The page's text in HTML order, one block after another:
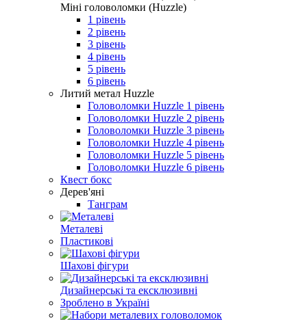
Міні головоломки (Huzzle)
1 рівень
2 рівень
3 рівень
4 рівень
5 рівень
6 рівень
Литий метал Huzzle
Головоломки Huzzle 1 рівень
Головоломки Huzzle 2 рівень
Головоломки Huzzle 3 рівень
Головоломки Huzzle 4 рівень
Головоломки Huzzle 5 рівень
Головоломки Huzzle 6 рівень
Квест бокс
Дерев'яні
Танграм
Металеві
Пластикові
Шахові фігури
Дизайнерські та ексклюзивні
Зроблено в Україні